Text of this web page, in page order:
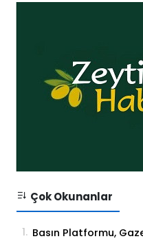
Çok Okunanlar
1. Basın Platformu,